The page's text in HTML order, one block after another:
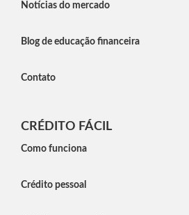
Notícias do mercado
Blog de educação financeira
Contato
CRÉDITO FÁCIL
Como funciona
Crédito pessoal